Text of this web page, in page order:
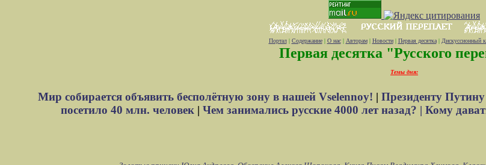
Портал| Содержание| О нас| Авторам| Новости| Первая десятка| Дискуссионный
Первая десятка "Русского
Темы дня:
Мир собирается объявить бесполётную зону в нашей Vselennoy! | Президенту
посетило 40 млн. человек| Чем занимались русские 4000 лет назад? | Кому